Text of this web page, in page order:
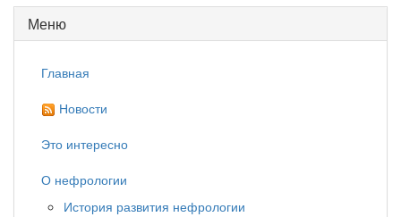
Меню
Главная
Новости
Это интересно
О нефрологии
История развития нефрологии